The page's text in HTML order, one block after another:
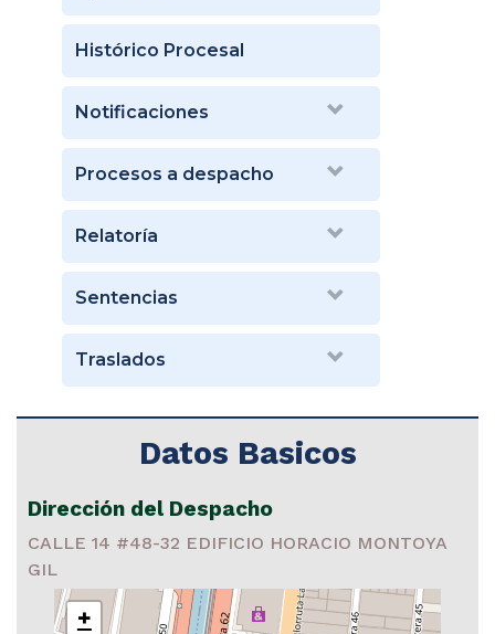
Histórico Procesal
Notificaciones
Procesos a despacho
Relatoría
Sentencias
Traslados
Datos Basicos
Dirección del Despacho
CALLE 14 #48-32 EDIFICIO HORACIO MONTOYA
GIL
+